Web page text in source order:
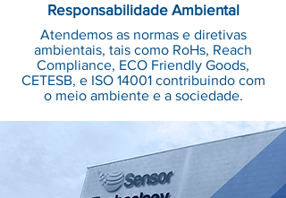
Responsabilidade Ambiental
Atendemos as normas e diretivas
ambientais, tais como RoHs, Reach
Compliance, ECO Friendly Goods,
CETESB, e ISO 14001 contribuindo com
o meio ambiente e a sociedade.